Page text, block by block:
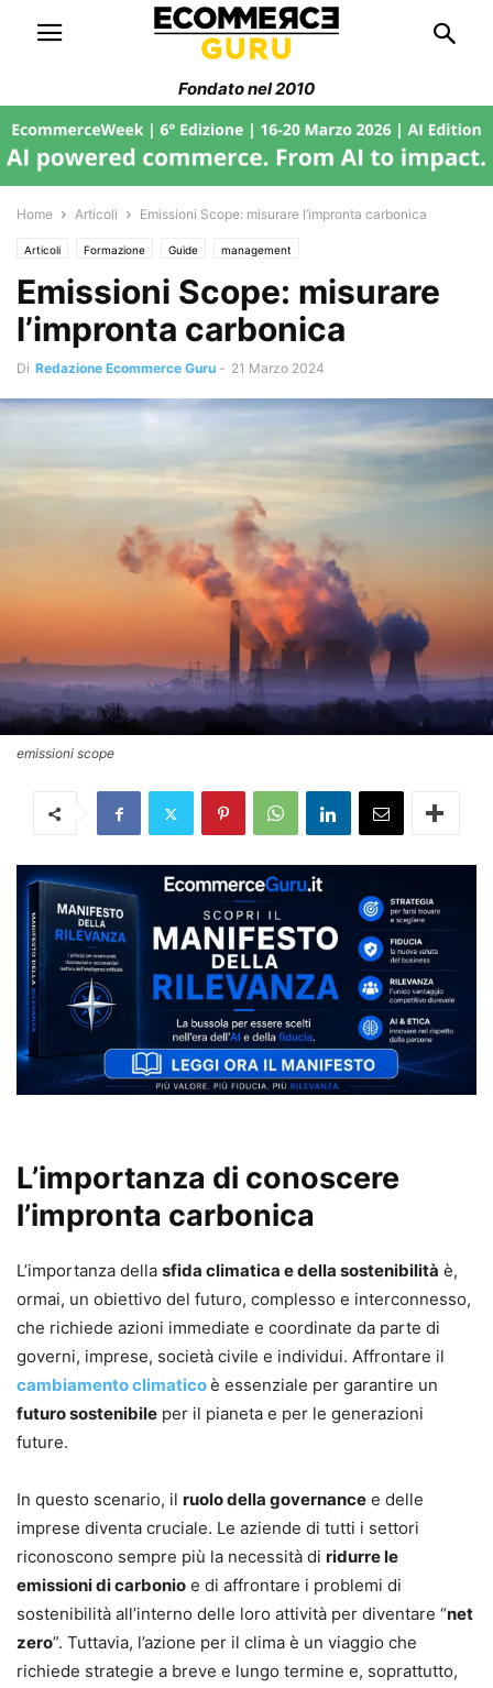
Fondato nel 2010
Home Articoli Emissioni Scope: misurare l’impronta carbonica
Articoli Formazione Guide management
Emissioni Scope: misurare
l’impronta carbonica
Di Redazione Ecommerce Guru - 21 Marzo 2024
emissioni scope
L’importanza di conoscere
l’impronta carbonica
L’importanza della sfida climatica e della sostenibilità è,
ormai, un obiettivo del futuro, complesso e interconnesso,
che richiede azioni immediate e coordinate da parte di
governi, imprese, società civile e individui. Affrontare il
cambiamento climaticoè essenziale per garantire un
futuro sostenibile per il pianeta e per le generazioni
future.
In questo scenario, il ruolo della governance e delle
imprese diventa cruciale. Le aziende di tutti i settori
riconoscono sempre più la necessità di ridurre le
emissioni di carbonio e di affrontare i problemi di
sostenibilità all’interno delle loro attività per diventare “net
zero”. Tuttavia, l’azione per il clima è un viaggio che
richiede strategie a breve e lungo termine e, soprattutto,